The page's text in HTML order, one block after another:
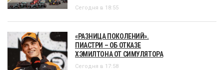
Сегодня в 18:55
«РАЗНИЦА ПОКОЛЕНИЙ».
ПИАСТРИ – ОБ ОТКАЗЕ
ХЭМИЛТОНА ОТ СИМУЛЯТОРА
Сегодня в 17:58